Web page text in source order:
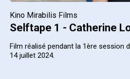
Kino Mirabilis Films
Selftape 1 - Catherine
Film réalisé pendant la 1ère session
14 juillet 2024.